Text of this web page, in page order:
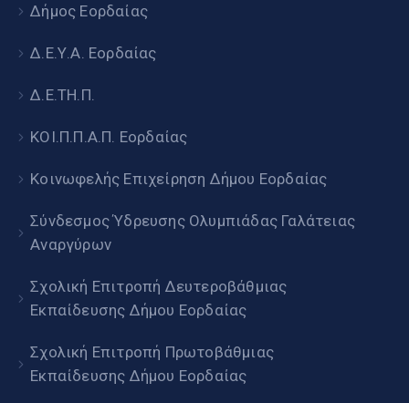
Δήμος Εορδαίας
Δ.Ε.Υ.Α. Εορδαίας
Δ.Ε.ΤΗ.Π.
ΚΟΙ.Π.Π.Α.Π. Εορδαίας
Κοινωφελής Επιχείρηση Δήμου Εορδαίας
Σύνδεσμος Ύδρευσης Ολυμπιάδας Γαλάτειας
Αναργύρων
Σχολική Επιτροπή Δευτεροβάθμιας
Εκπαίδευσης Δήμου Εορδαίας
Σχολική Επιτροπή Πρωτοβάθμιας
Εκπαίδευσης Δήμου Εορδαίας